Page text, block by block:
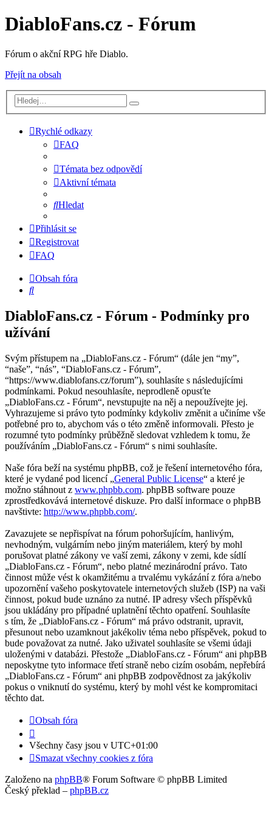
DiabloFans.cz - Fórum
Fórum o akční RPG hře Diablo.
Přejít na obsah
Rychlé odkazy
FAQ
Témata bez odpovědí
Aktivní témata
Hledat
Přihlásit se
Registrovat
FAQ
Obsah fóra
Hledat
DiabloFans.cz - Fórum - Podmínky pro
užívání
Svým přístupem na „DiabloFans.cz - Fórum“ (dále jen “my”,
“naše”, “nás”, “DiabloFans.cz - Fórum”,
“https://www.diablofans.cz/forum”), souhlasíte s následujícími
podmínkami. Pokud nesouhlasíte, neprodleně opusťte
„DiabloFans.cz - Fórum“, nevstupujte na něj a nepoužívejte jej.
Vyhrazujeme si právo tyto podmínky kdykoliv změnit a učiníme vše
potřebné pro to, abychom vás o této změně informovali. Přesto je
rozumné tyto podmínky průběžně sledovat vzhledem k tomu, že
používáním „DiabloFans.cz - Fórum“ s nimi souhlasíte.
Naše fóra beží na systému phpBB, což je řešení internetového fóra,
které je vydané pod licencí „General Public License“ a které je
možno stáhnout z www.phpbb.com. phpBB software pouze
zprostředkovává internetové diskuze. Pro další informace o phpBB
navštivte: http://www.phpbb.com/.
Zavazujete se nepřispívat na fórum pohoršujícím, hanlivým,
nevhodným, vulgárním nebo jiným materiálem, který by mohl
porušovat platné zákony ve vaší zemi, zákony v zemi, kde sídlí
„DiabloFans.cz - Fórum“, nebo platné mezinárodní právo. Tato
činnost může vést k okamžitému a trvalému vykázání z fóra a/nebo
upozornění vašeho poskytovatele internetových služeb (ISP) na vaši
činnost, pokud bude uznáno za nutné. IP adresy všech příspěvků
jsou ukládány pro případné uplatnění těchto opatření. Souhlasíte
s tím, že „DiabloFans.cz - Fórum“ má právo odstranit, upravit,
přesunout nebo uzamknout jakékoliv téma nebo příspěvek, pokud to
bude považovat za nutné. Jako uživatel souhlasíte se všemi údaji
uloženými v databázi. Přestože „DiabloFans.cz - Fórum“ ani phpBB
neposkytne tyto informace třetí straně nebo cizím osobám, nepřebírá
„DiabloFans.cz - Fórum“ ani phpBB zodpovědnost za jakýkoliv
pokus o vniknutí do systému, který by mohl vést ke kompromitaci
těchto dat.
Obsah fóra
Všechny časy jsou v UTC+01:00
Smazat všechny cookies z fóra
Založeno na phpBB® Forum Software © phpBB Limited
Český překlad – phpBB.cz